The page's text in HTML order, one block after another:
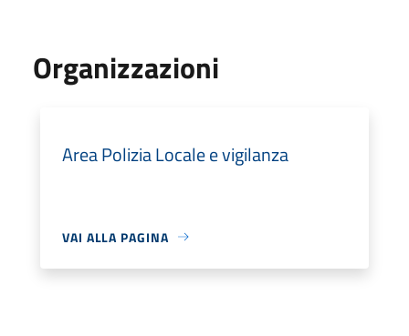
Organizzazioni
Area Polizia Locale e vigilanza
VAI ALLA PAGINA